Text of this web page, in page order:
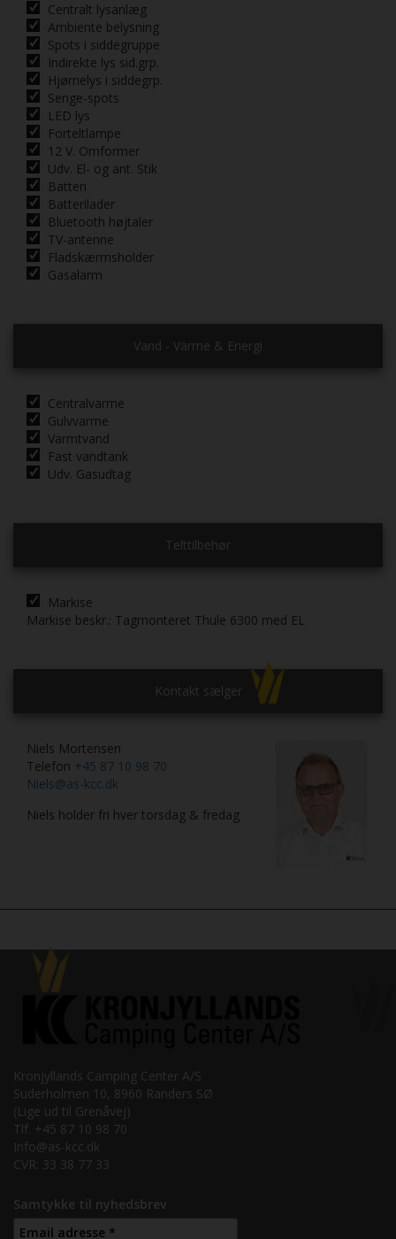
Centralt lysanlæg
Ambiente belysning
Spots i siddegruppe
Indirekte lys sid.grp.
Hjørnelys i siddegrp.
Senge-spots
LED lys
Forteltlampe
12 V. Omformer
Udv. El- og ant. Stik
Batteri
Batterilader
Bluetooth højtaler
TV-antenne
Fladskærmsholder
Gasalarm
Vand - Varme & Energi
Centralvarme
Gulvvarme
Varmtvand
Fast vandtank
Udv. Gasudtag
Telttilbehør
Markise
Markise beskr.: Tagmonteret Thule 6300 med EL
Kontakt sælger
Niels Mortensen
Telefon +45 87 10 98 70
Niels@as-kcc.dk
Niels holder fri hver torsdag & fredag
Kronjyllands Camping Center A/S
Suderholmen 10, 8960 Randers SØ
(Lige ud til Grenåvej)
Tlf. +45 87 10 98 70
Info@as-kcc.dk
CVR: 33 38 77 33
Samtykke til nyhedsbrev